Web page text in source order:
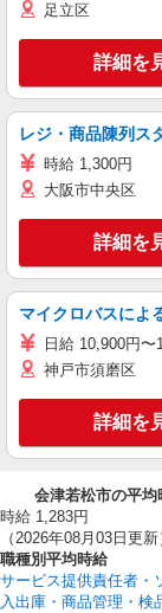
足立区
詳細を
レジ・商品陳列ス
時給 1,300円
大阪市中央区
詳細を
マイクロバスによ
日給 10,900円〜
神戸市須磨区
詳細を
会津若松市の平均
時給 1,283円
（2026年08月03日更新
職種別平均時給
サービス提供責任者・
入出庫・商品管理・検